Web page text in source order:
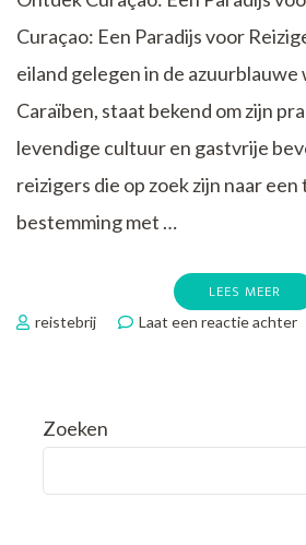
Curaçao: Een Paradijs voor
eiland gelegen in de azuurblauwe
Caraïben, staat bekend om zijn
levendige cultuur en gastvrije
reizigers die op zoek zijn naar
bestemming met …
LEES MEER
reistebrij Laat een reactie achterop
Zoeken